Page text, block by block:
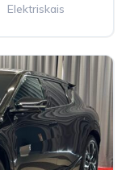
Elektriskais